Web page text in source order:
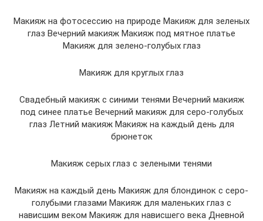
Макияж на фотосессию на природе Макияж для зеленых
глаз Вечерний макияж Макияж под мятное платье
Макияж для зелено-голубых глаз
Макияж для круглых глаз
Свадебный макияж с синими тенями Вечерний макияж
под синее платье Вечерний макияж для серо-голубых
глаз Летний макияж Макияж на каждый день для
брюнеток
Макияж серых глаз с зелеными тенями
Макияж на каждый день Макияж для блондинок с серо-
голубыми глазами Макияж для маленьких глаз с
нависшим веком Макияж для нависшего века Дневной